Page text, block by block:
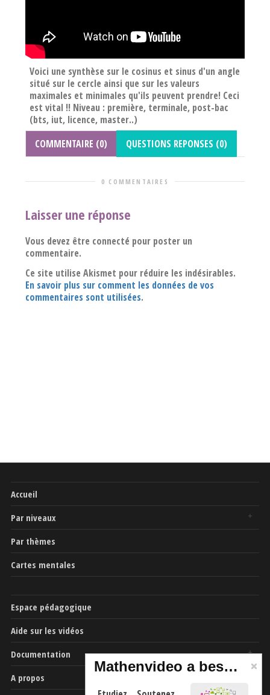
Voici une synthèse sur le cosinus et sinus d'un angle
situé sur le cercle ainsi que sur les valeurs
maximales et minimales qu'ils peuvent prendre! Ceci
est vital !! Niveau : première, terminale, post-bac
(bts, iut, licence, master..)
COMMENTAIRE (0)
QUESTIONS REPONSES (0)
0 COMMENTAIRES
Laisser une réponse
Vous devez être connecté pour poster un
commentaire.
Ce site utilise Akismet pour réduire les indésirables.
En savoir plus sur comment les données de vos
commentaires sont utilisées.
Accueil
Par niveaux
Par thèmes
Cartes mentales
Espace pédagogique
Aide sur les vidéos
Documentation
A propos
Mathenvideo a besoin de vous